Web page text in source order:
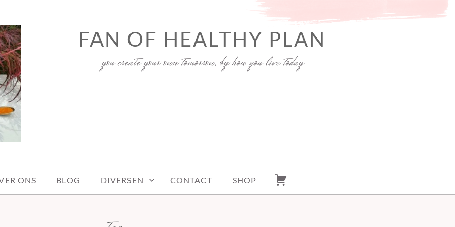
FAN OF HEALTHY PLAN
you create your own tomorrow, by how you live today
ONS BLOG DIVERSEN CONTACT SHOP